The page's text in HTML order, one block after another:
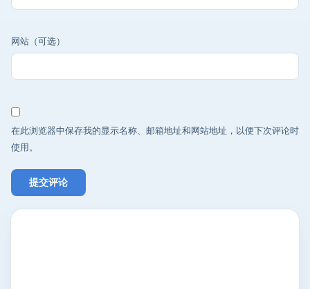
网站（可选）
在此浏览器中保存我的显示名称、邮箱地址和网站地址，以便下次评论时
使用。